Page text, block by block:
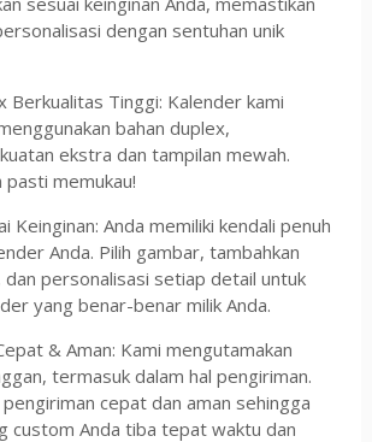
dengan sentuhan unik
Berkualitas Tinggi: Kalender kami
bahan duplex,
ekstra dan tampilan mewah.
pasti memukau!
Keinginan: Anda memiliki kendali penuh
Anda. Pilih gambar, tambahkan
dan personalisasi setiap detail untuk
yang benar-benar milik Anda.
& Aman: Kami mengutamakan
termasuk dalam hal pengiriman.
cepat dan aman sehingga
custom Anda tiba tepat waktu dan